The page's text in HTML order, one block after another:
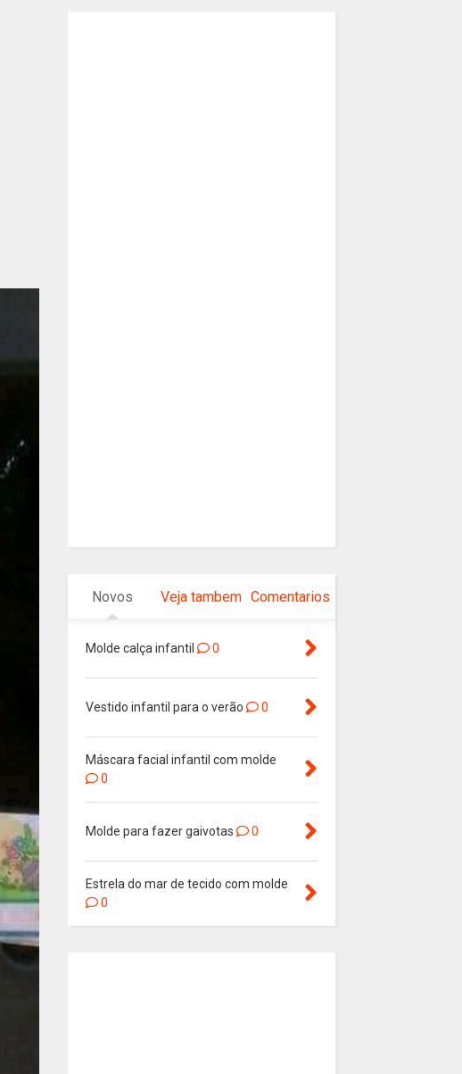
Novos Veja tambem Comentarios
Molde calça infantil 0
Vestido infantil para o verão 0
Máscara facial infantil com molde
0
Molde para fazer gaivotas 0
Estrela do mar de tecido com molde
0